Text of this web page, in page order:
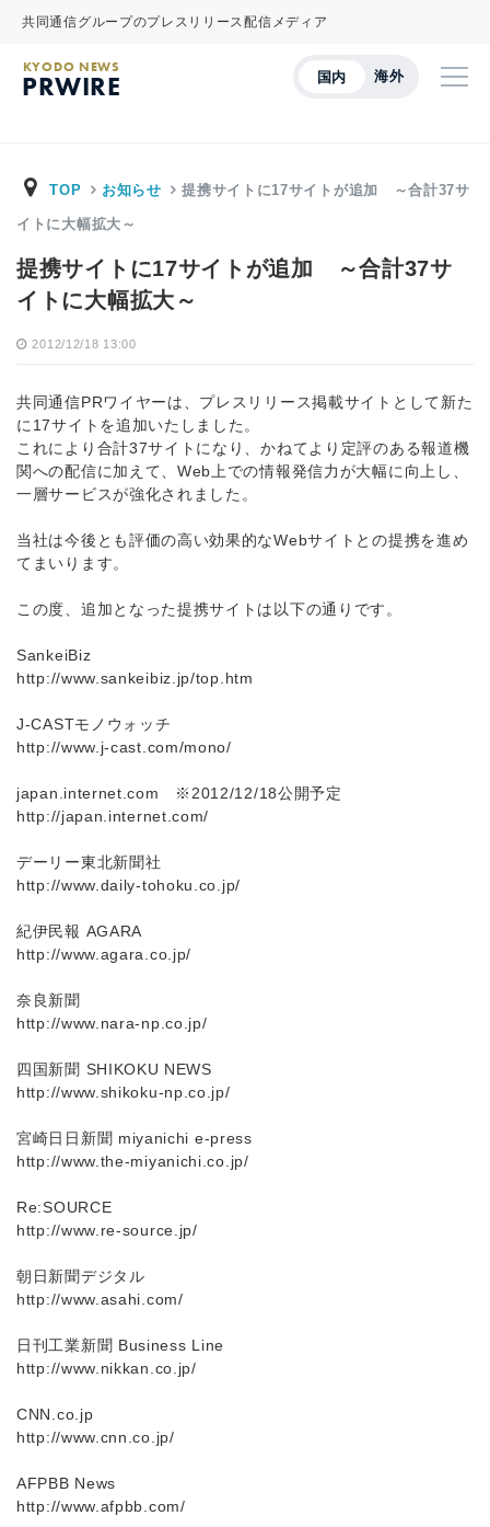
共同通信グループのプレスリリース配信メディア
国内 海外
KYODO NEWS
PRWIRE
TOP お知らせ 提携サイトに17サイトが追加 ～合計37サ
イトに大幅拡大～
提携サイトに17サイトが追加 ～合計37サ
イトに大幅拡大～
2012/12/18 13:00
共同通信PRワイヤーは、プレスリリース掲載サイトとして新た
に17サイトを追加いたしました。
これにより合計37サイトになり、かねてより定評のある報道機
関への配信に加えて、Web上での情報発信力が大幅に向上し、
一層サービスが強化されました。
当社は今後とも評価の高い効果的なWebサイトとの提携を進め
てまいります。
この度、追加となった提携サイトは以下の通りです。
SankeiBiz
http://www.sankeibiz.jp/top.htm
J-CASTモノウォッチ
http://www.j-cast.com/mono/
japan.internet.com ※2012/12/18公開予定
http://japan.internet.com/
デーリー東北新聞社
http://www.daily-tohoku.co.jp/
紀伊民報 AGARA
http://www.agara.co.jp/
奈良新聞
http://www.nara-np.co.jp/
四国新聞 SHIKOKU NEWS
http://www.shikoku-np.co.jp/
宮崎日日新聞 miyanichi e-press
http://www.the-miyanichi.co.jp/
Re:SOURCE
http://www.re-source.jp/
朝日新聞デジタル
http://www.asahi.com/
日刊工業新聞 Business Line
http://www.nikkan.co.jp/
CNN.co.jp
http://www.cnn.co.jp/
AFPBB News
http://www.afpbb.com/